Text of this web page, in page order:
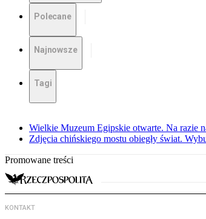
Polecane
Najnowsze
Tagi
Wielkie Muzeum Egipskie otwarte. Na razie
Zdjęcia chińskiego mostu obiegły świat.
Promowane treści
KONTAKT